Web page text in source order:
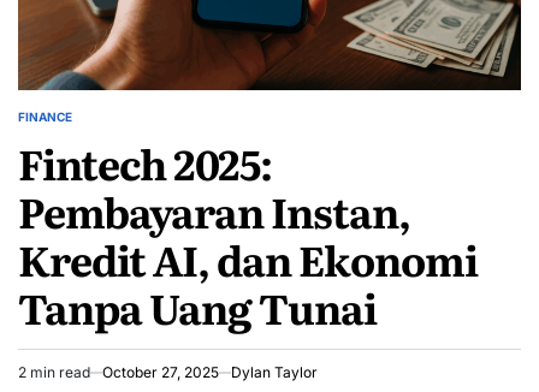
POSTED
FINANCE
Fintech 2025:
Pembayaran Instan,
Kredit AI, dan Ekonomi
Tanpa Uang Tunai
Estimated
2 min read October 27, 2025 Dylan Taylor